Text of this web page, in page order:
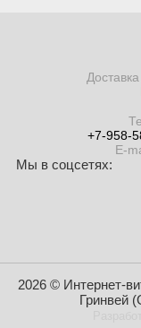
+7-958-
E-
Мы в соцсетях:
2026 © Интернет-
Гринвей